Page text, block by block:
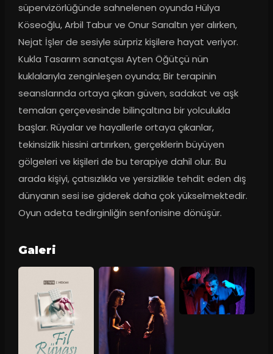
süpervizörlüğünde sahnelenen oyunda Hülya
Köseoğlu, Arbil Tabur ve Onur Sarıaltın yer alırken,
Nejat İşler de sesiyle sürpriz kişilere hayat veriyor.
Kukla Tasarım sanatçısı Ayten Öğütçü nün
kuklalarıyla zenginleşen oyunda; Bir terapinin
seanslarında ortaya çıkan güven, sadakat ve aşk
temaları çerçevesinde bilinçaltına bir yolculukla
başlar. Rüyalar ve hayallerle ortaya çıkanlar,
tekinsizlik hissini artırırken, gerçeklerin büyüyen
gölgeleri ve kişileri de bu terapiye dahil olur. Bu
arada kişiyi, çatısızlıkla ve yersizlikle tehdit eden dış
dünyanın sesi ise giderek daha çok yükselmektedir.
Oyun adeta tedirginliğin senfonisine dönüşür.
Galeri